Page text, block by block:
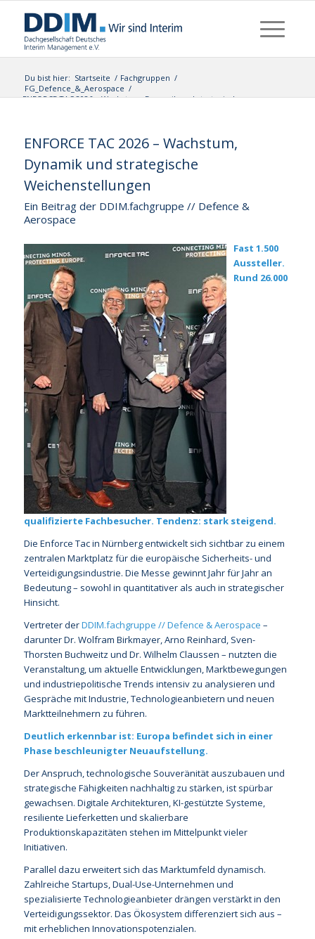
Du bist hier: Startseite / Fachgruppen /
FG_Defence_&_Aerospace /
ENFORCE TAC 2026 – Wachstum, Dynamik und strategische
ENFORCE TAC 2026 – Wachstum,
Dynamik und strategische
Weichenstellungen
Ein Beitrag der DDIM.fachgruppe // Defence &
Aerospace
Fast 1.500
Aussteller.
Rund 26.000
qualifizierte Fachbesucher. Tendenz: stark steigend.
Die Enforce Tac in Nürnberg entwickelt sich sichtbar zu einem
zentralen Marktplatz für die europäische Sicherheits- und
Verteidigungsindustrie. Die Messe gewinnt Jahr für Jahr an
Bedeutung – sowohl in quantitativer als auch in strategischer
Hinsicht.
Vertreter derDDIM.fachgruppe // Defence & Aerospace –
darunter Dr. Wolfram Birkmayer, Arno Reinhard, Sven-
Thorsten Buchweitz und Dr. Wilhelm Claussen – nutzten die
Veranstaltung, um aktuelle Entwicklungen, Marktbewegungen
und industriepolitische Trends intensiv zu analysieren und
Gespräche mit Industrie, Technologieanbietern und neuen
Marktteilnehmern zu führen.
Deutlich erkennbar ist: Europa befindet sich in einer
Phase beschleunigter Neuaufstellung.
Der Anspruch, technologische Souveränität auszubauen und
strategische Fähigkeiten nachhaltig zu stärken, ist spürbar
gewachsen. Digitale Architekturen, KI-gestützte Systeme,
resiliente Lieferketten und skalierbare
Produktionskapazitäten stehen im Mittelpunkt vieler
Initiativen.
Parallel dazu erweitert sich das Marktumfeld dynamisch.
Zahlreiche Startups, Dual-Use-Unternehmen und
spezialisierte Technologieanbieter drängen verstärkt in den
Verteidigungssektor. Das Ökosystem differenziert sich aus –
mit erheblichen Innovationspotenzialen.